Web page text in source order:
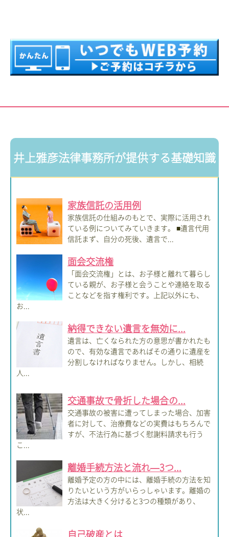
井上雅彦法律事務所が提供する基礎知識
家族信託の活用例
家族信託の仕組みのもとで、実際に活用され
ている例についてみていきます。 ■遺言代用
信託まず、自分の死後、遺言で...
面会交流権
「面会交流権」とは、お子様と離れて暮らし
ている親が、お子様と会うことや連絡を取る
ことなどを指す権利です。上記以外にも、
お...
納得できない遺言を無効に...
遺言は、亡くなられた方の意思が書かれたも
ので、有効な遺言であればその通りに遺産を
分割しなければなりません。しかし、相続
人...
交通事故で骨折した場合の...
交通事故の被害に遭ってしまった場合、加害
者に対して、治療費などの実費はもちろんで
すが、不法行為に基づく慰謝料請求も行う
こ...
離婚手続方法と流れ―3つ...
離婚予定の方の中には、離婚手続の方法を知
りたいという方がいらっしゃいます。離婚の
方法は大きく分けると3つの種類があり、
状...
自己破産とは